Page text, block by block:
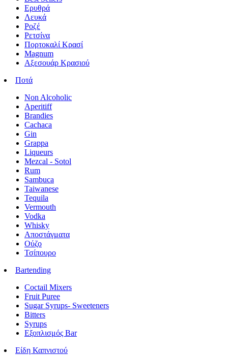
Ερυθρά
Λευκά
Ροζέ
Ρετσίνα
Πορτοκαλί Κρασί
Magnum
Αξεσουάρ Κρασιού
Ποτά
Non Alcoholic
Aperitiff
Brandies
Cachaca
Gin
Grappa
Liqueurs
Mezcal - Sotol
Rum
Sambuca
Taiwanese
Tequila
Vermouth
Vodka
Whisky
Αποστάγματα
Ούζο
Τσίπουρο
Bartending
Coctail Mixers
Fruit Puree
Sugar Syrups- Sweeteners
Bitters
Syrups
Εξοπλισμός Bar
Είδη Καπνιστού